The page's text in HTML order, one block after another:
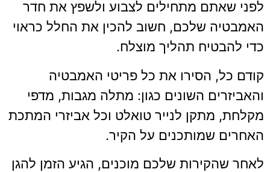
לפני שאתם מתחילים לצבוע ולשפץ את חדר
האמבטיה שלכם, חשוב להכין את החלל כראוי
כדי להבטיח תהליך מוצלח.
קודם כל, הסירו את כל פריטי האמבטיה
והאביזרים השונים כגון: מתלה מגבות, מדפי
מקלחת, מתקן לנייר טואלט וכל אביזרי המתכת
האחרים שמותכנים על הקיר.
לאחר שהקירות שלכם מוכנים, הגיע הזמן להגן